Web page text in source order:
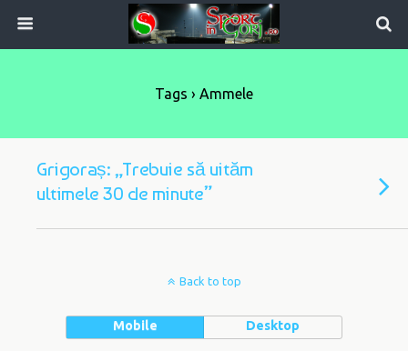
Tags › Ammele
Grigoraș: „Trebuie să uităm
ultimele 30 de minute”
Back to top
Mobile Desktop